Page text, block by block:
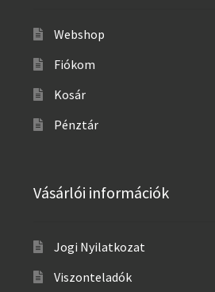
Webshop
Fiókom
Kosár
Pénztár
Vásárlói információk
Jogi Nyilatkozat
Viszonteladók